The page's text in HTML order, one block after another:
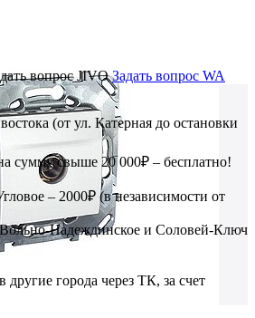
вопрос JIVO Задать вопрос WA
(от ул. Катерная до остановки
сумму свыше 20 000₽ – бесплатно!
– 2000₽ (в независимости от
Надеждинское и Соловей-Ключ
города через ТК, за счет